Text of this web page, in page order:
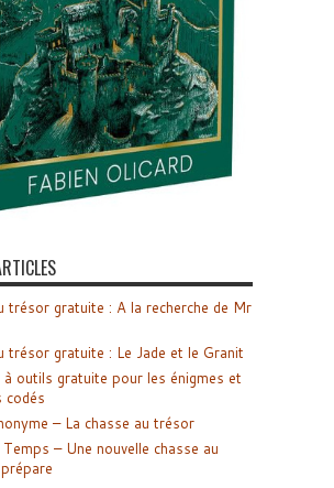
trésor gratuite : A la recherche de Mr
trésor gratuite : Le Jade et le Granit
à outils gratuite pour les énigmes et
codés
– La chasse au trésor
Temps – Une nouvelle chasse au